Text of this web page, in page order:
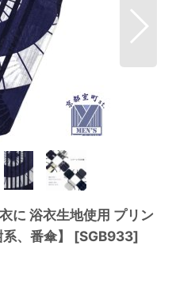
に 浴衣生地使用 プリン
、番傘】
[SGB933]